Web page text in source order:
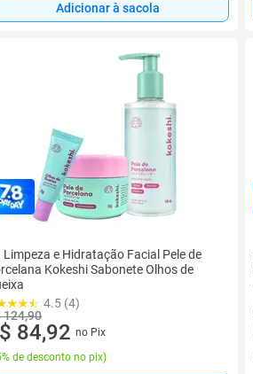
Adicionar à sacola
Limpeza e Hidratação Facial Pele de
Kokeshi Sabonete Olhos de
4.5 (4)
124,90
84,92 no Pix
de desconto no pix)